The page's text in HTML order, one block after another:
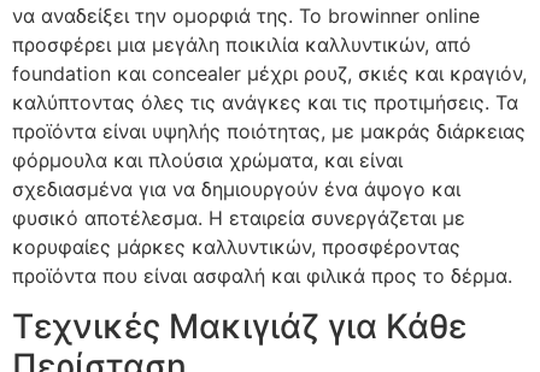
να αναδείξει την ομορφιά της. Το browinner online
προσφέρει μια μεγάλη ποικιλία καλλυντικών, από
foundation και concealer μέχρι ρουζ, σκιές και κραγιόν,
καλύπτοντας όλες τις ανάγκες και τις προτιμήσεις. Τα
προϊόντα είναι υψηλής ποιότητας, με μακράς διάρκειας
φόρμουλα και πλούσια χρώματα, και είναι
σχεδιασμένα για να δημιουργούν ένα άψογο και
φυσικό αποτέλεσμα. Η εταιρεία συνεργάζεται με
κορυφαίες μάρκες καλλυντικών, προσφέροντας
προϊόντα που είναι ασφαλή και φιλικά προς το δέρμα.
Τεχνικές Μακιγιάζ για Κάθε